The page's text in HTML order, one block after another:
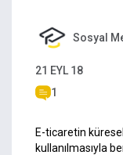
Sosyal
21 EYL 18
1
E-ticaretin
kullanılmasıyla